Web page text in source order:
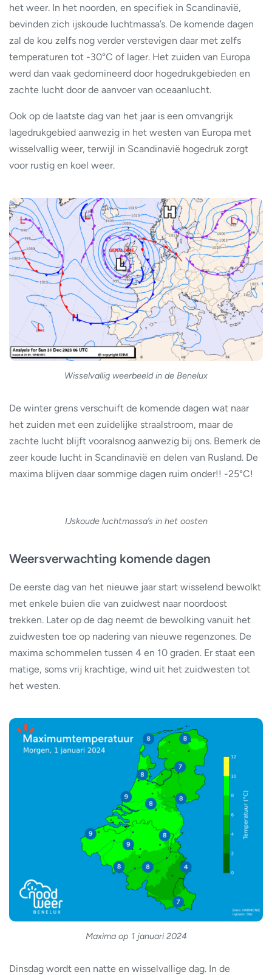
het weer. In het noorden, en specifiek in Scandinavië,
bevinden zich ijskoude luchtmassa’s. De komende dagen
zal de kou zelfs nog verder verstevigen daar met zelfs
temperaturen tot -30°C of lager. Het zuiden van Europa
werd dan vaak gedomineerd door hogedrukgebieden en
zachte lucht door de aanvoer van oceaanlucht.
Ook op de laatste dag van het jaar is een omvangrijk
lagedrukgebied aanwezig in het westen van Europa met
wisselvallig weer, terwijl in Scandinavië hogedruk zorgt
voor rustig en koel weer.
Wisselvallig weerbeeld in de Benelux
De winter grens verschuift de komende dagen wat naar
het zuiden met een zuidelijke straalstroom, maar de
zachte lucht blijft vooralsnog aanwezig bij ons. Bemerk de
zeer koude lucht in Scandinavië en delen van Rusland. De
maxima blijven daar sommige dagen ruim onder!! -25°C!
IJskoude luchtmassa’s in het oosten
Weersverwachting komende dagen
De eerste dag van het nieuwe jaar start wisselend bewolkt
met enkele buien die van zuidwest naar noordoost
trekken. Later op de dag neemt de bewolking vanuit het
zuidwesten toe op nadering van nieuwe regenzones. De
maxima schommelen tussen 4 en 10 graden. Er staat een
matige, soms vrij krachtige, wind uit het zuidwesten tot
het westen.
Maxima op 1 januari 2024
Dinsdag wordt een natte en wisselvallige dag. In de